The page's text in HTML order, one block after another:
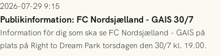
2026-07-29 9:15
Publikinformation: FC Nordsjælland - GAIS 30/7
Information för dig som ska se FC Nordsjælland - GAIS på
plats på Right to Dream Park torsdagen den 30/7 kl. 19.00.